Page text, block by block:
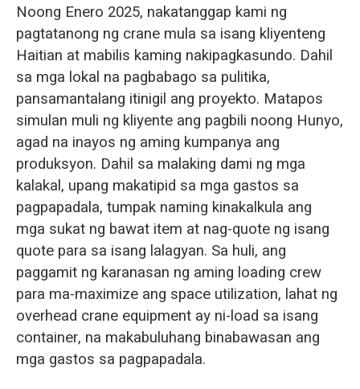
Noong Enero 2025, nakatanggap kami ng
pagtatanong ng crane mula sa isang kliyenteng
Haitian at mabilis kaming nakipagkasundo. Dahil
sa mga lokal na pagbabago sa pulitika,
pansamantalang itinigil ang proyekto. Matapos
simulan muli ng kliyente ang pagbili noong Hunyo,
agad na inayos ng aming kumpanya ang
produksyon. Dahil sa malaking dami ng mga
kalakal, upang makatipid sa mga gastos sa
pagpapadala, tumpak naming kinakalkula ang
mga sukat ng bawat item at nag-quote ng isang
quote para sa isang lalagyan. Sa huli, ang
paggamit ng karanasan ng aming loading crew
para ma-maximize ang space utilization, lahat ng
overhead crane equipment ay ni-load sa isang
container, na makabuluhang binabawasan ang
mga gastos sa pagpapadala.